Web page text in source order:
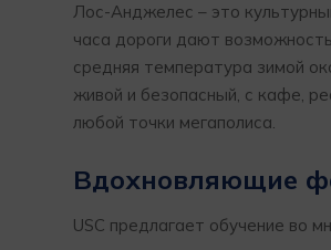
Лос-Анджелес – это
часа дороги дают
средняя температура зимой
живой и безопасный, с кафе,
любой точки мегаполиса.
Вдохновляющие
USC предлагает обучение во